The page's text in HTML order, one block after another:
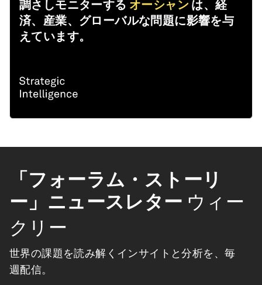
調さしモニターする オーシャン は、経
済、産業、グローバルな問題に影響を与
えています。
「フォーラム・ストーリ
ー」ニュースレター ウィー
クリー
世界の課題を読み解くインサイトと分析を、毎
週配信。